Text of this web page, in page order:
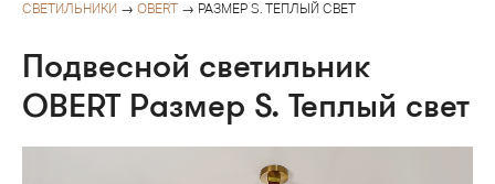
СВЕТИЛЬНИКИ → OBERT → РАЗМЕР S. ТЕПЛЫЙ СВЕТ
Подвесной светильник
OBERT Размер S. Теплый свет